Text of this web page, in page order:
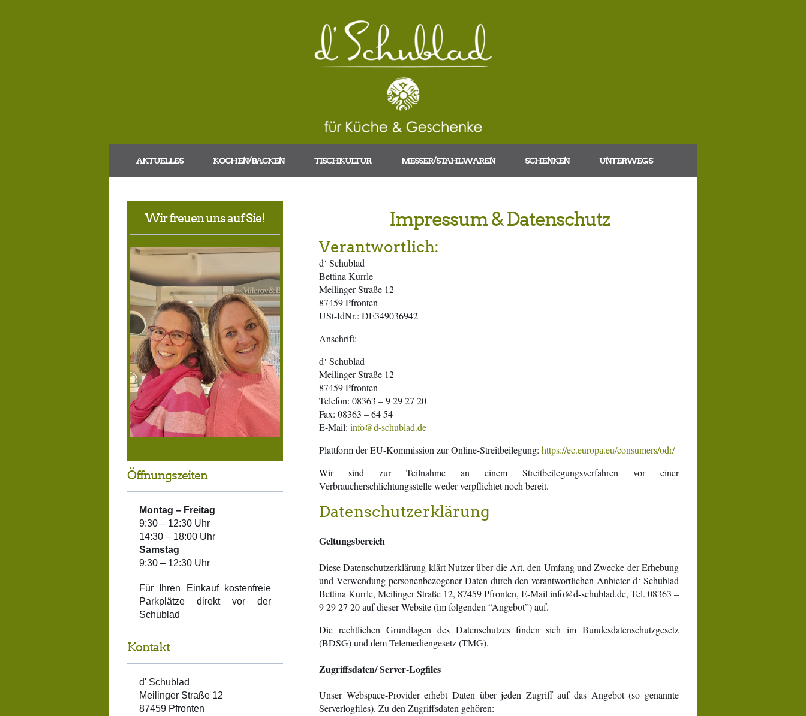
AKTUELLES KOCHEN/BACKEN TISCHKULTUR MESSER/STAHLWAREN SCHENKEN UNTERWEGS
Impressum & Datenschutz
Verantwortlich:
d‘ Schublad
Bettina Kurrle
Meilinger Straße 12
87459 Pfronten
USt-IdNr.: DE349036942
Anschrift:
d‘ Schublad
Meilinger Straße 12
87459 Pfronten
Telefon: 08363 – 9 29 27 20
Fax: 08363 – 64 54
E-Mail: info@d-schublad.de
Plattform der EU-Kommission zur Online-Streitbeilegung: https://ec.europa.eu/consumers/odr/
Wir sind zur Teilnahme an einem Streitbeilegungsverfahren vor einer
Verbraucherschlichtungsstelle weder verpflichtet noch bereit.
Datenschutzerklärung
Geltungsbereich
Diese Datenschutzerklärung klärt Nutzer über die Art, den Umfang und Zwecke der Erhebung
und Verwendung personenbezogener Daten durch den verantwortlichen Anbieter d‘ Schublad
Bettina Kurrle, Meilinger Straße 12, 87459 Pfronten, E-Mail info@d-schublad.de, Tel. 08363 –
9 29 27 20 auf dieser Website (im folgenden “Angebot”) auf.
Die rechtlichen Grundlagen des Datenschutzes finden sich im Bundesdatenschutzgesetz
(BDSG) und dem Telemediengesetz (TMG).
Zugriffsdaten/ Server-Logfiles
Unser Webspace-Provider erhebt Daten über jeden Zugriff auf das Angebot (so genannte
Serverlogfiles). Zu den Zugriffsdaten gehören:
Wir freuen uns auf Sie!
Öffnungszeiten
Montag – Freitag
9:30 – 12:30 Uhr
14:30 – 18:00 Uhr
Samstag
9:30 – 12:30 Uhr
Für Ihren Einkauf kostenfreie
Parkplätze direkt vor der
Schublad
Kontakt
d' Schublad
Meilinger Straße 12
87459 Pfronten